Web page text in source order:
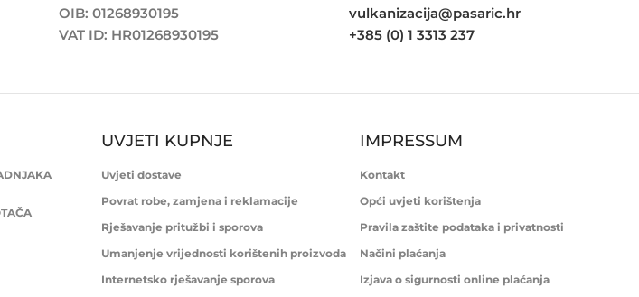
OIB: 01268930195
VAT ID: HR01268930195
vulkanizacija@pasaric.hr
+385 (0) 1 3313 237
UVJETI KUPNJE
Uvjeti dostave
Povrat robe, zamjena i reklamacije
Rješavanje pritužbi i sporova
Umanjenje vrijednosti korištenih proizvoda
Internetsko rješavanje sporova
IMPRESSUM
Kontakt
Opći uvjeti korištenja
Pravila zaštite podataka i privatnosti
Načini plaćanja
Izjava o sigurnosti online plaćanja